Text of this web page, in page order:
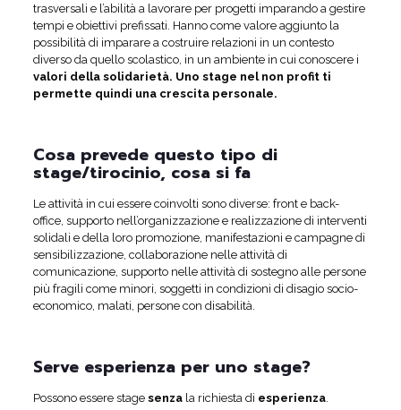
trasversali e l’abilità a lavorare per progetti imparando a gestire
tempi e obiettivi prefissati. Hanno come valore aggiunto la
possibilità di imparare a costruire relazioni in un contesto
diverso da quello scolastico, in un ambiente in cui conoscere i
valori della solidarietà. Uno stage nel non profit ti
permette quindi una crescita personale.
Cosa prevede questo tipo di
stage/tirocinio, cosa si fa
Le attività in cui essere coinvolti sono diverse: front e back-
office, supporto nell’organizzazione e realizzazione di interventi
solidali e della loro promozione, manifestazioni e campagne di
sensibilizzazione, collaborazione nelle attività di
comunicazione, supporto nelle attività di sostegno alle persone
più fragili come minori, soggetti in condizioni di disagio socio-
economico, malati, persone con disabilità.
Serve esperienza per uno stage?
Possono essere stage senzala richiesta di esperienza.